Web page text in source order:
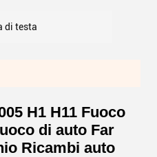
di testa
H1 H11 Fuoco
di auto Far
Ricambi auto